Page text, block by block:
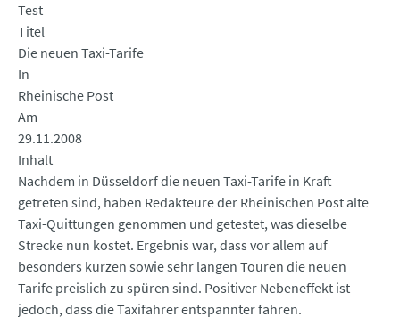
Test
Titel
Die neuen Taxi-Tarife
In
Rheinische Post
Am
29.11.2008
Inhalt
Nachdem in Düsseldorf die neuen Taxi-Tarife in Kraft
getreten sind, haben Redakteure der Rheinischen Post alte
Taxi-Quittungen genommen und getestet, was dieselbe
Strecke nun kostet. Ergebnis war, dass vor allem auf
besonders kurzen sowie sehr langen Touren die neuen
Tarife preislich zu spüren sind. Positiver Nebeneffekt ist
jedoch, dass die Taxifahrer entspannter fahren.